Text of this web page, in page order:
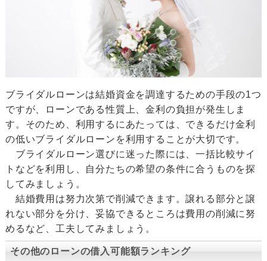
ブライダルローンは結婚資金を調達するための手段の1つ
ですが、ローンである性質上、金利の負担が発生しま
す。そのため、利用するにあたっては、できるだけ金利
の低いブライダルローンを利用することが大切です。
ブライダルローン選びに迷った際には、一括比較サイ
トなどを利用し、自分たちの希望の条件に合うものを探
してみましょう。
結婚費用は努力次第で削減できます。譲れる部分と譲
れない部分を分け、妥協できるところは費用の削減に努
めるなど、工夫してみましょう。
その他のローンの借入可能額ランキング